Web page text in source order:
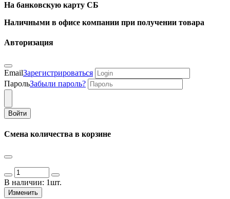
На банковскую карту СБ
Наличными в офисе компании при получении товара
Авторизация
EmailЗарегистрироваться
ПарольЗабыли пароль?
Войти
Смена количества в корзине
В наличии: 1шт.
Изменить